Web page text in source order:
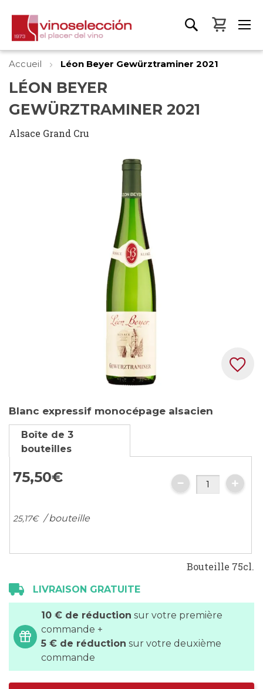
Mon
Accueil Léon Beyer Gewürztraminer 2021
LÉON BEYER
GEWÜRZTRAMINER 2021
Alsace Grand Cru
to
the
beginning
of
the
images
Blanc expressif monocépage alsacien
Boîte de 3
bouteilles
75,50€
25,17€ / bouteille
Bouteille 75cl.
LIVRAISON GRATUITE
10 € de réduction sur votre première
commande +
5 € de réduction sur votre deuxième
commande